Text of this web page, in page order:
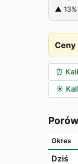
▲
⏰
☀️
Okres
Dziś